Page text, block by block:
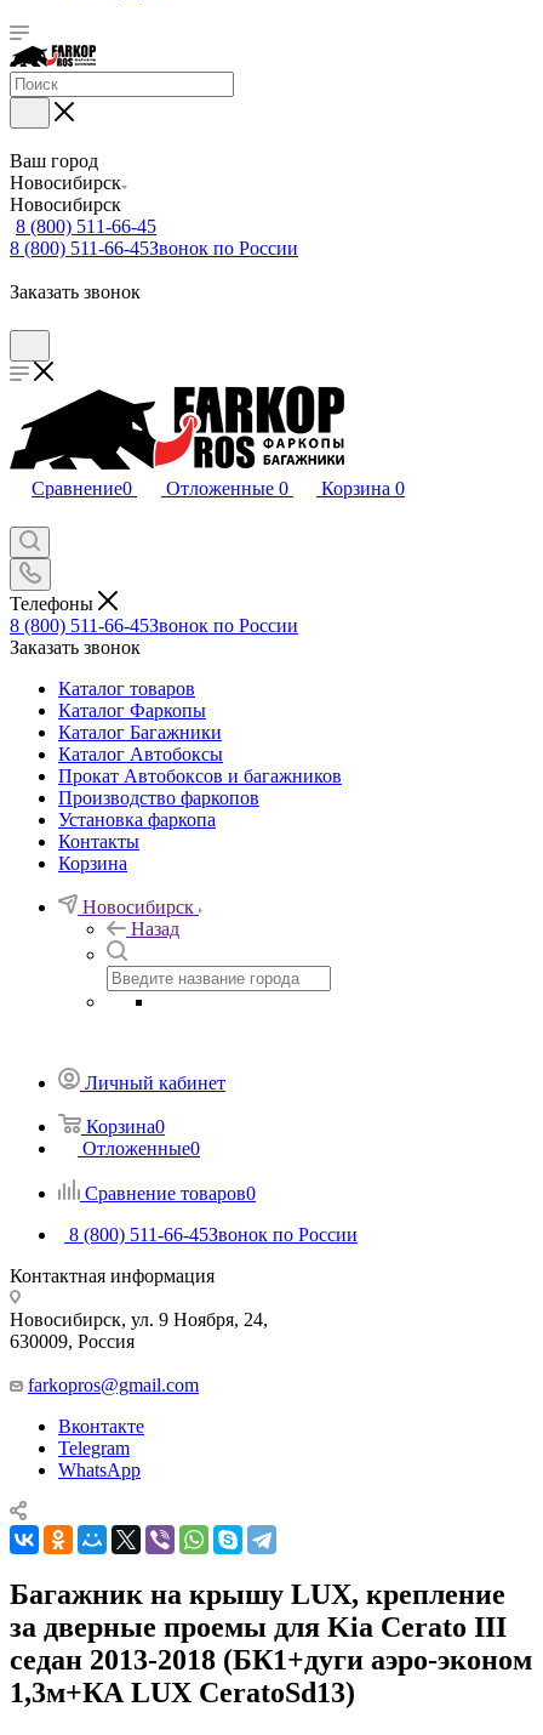
Ваш город
Новосибирск
Новосибирск
8 (800) 511-66-45
8 (800) 511-66-45Звонок по России
Заказать звонок
Сравнение0 Отложенные 0 Корзина 0
Телефоны
8 (800) 511-66-45Звонок по России
Заказать звонок
Каталог товаров
Каталог Фаркопы
Каталог Багажники
Каталог Автобоксы
Прокат Автобоксов и багажников
Производство фаркопов
Установка фаркопа
Контакты
Корзина
Новосибирск
Назад
Личный кабинет
Корзина0
Отложенные0
Сравнение товаров0
8 (800) 511-66-45Звонок по России
Контактная информация
Новосибирск, ул. 9 Ноября, 24,
630009, Россия
farkopros@gmail.com
Вконтакте
Telegram
WhatsApp
Багажник на крышу LUX, крепление
за дверные проемы для Kia Cerato III
седан 2013-2018 (БК1+дуги аэро-эконом
1,3м+КА LUX CeratoSd13)